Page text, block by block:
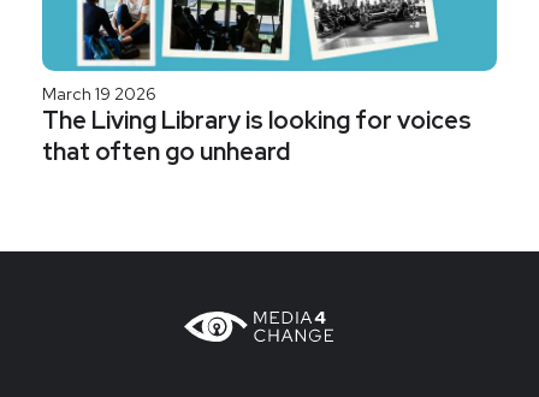
March 19 2026
The Living Library is looking for voices
that often go unheard